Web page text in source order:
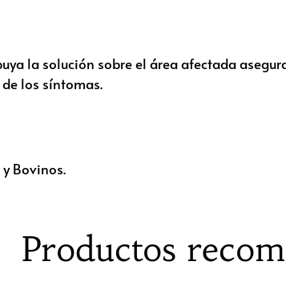
la solución sobre el área afectada
los síntomas.
Bovinos.
Productos